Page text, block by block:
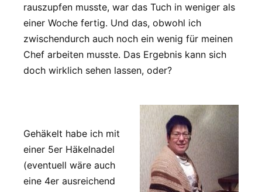
rauszupfen musste, war das Tuch in weniger als
einer Woche fertig. Und das, obwohl ich
zwischendurch auch noch ein wenig für meinen
Chef arbeiten musste. Das Ergebnis kann sich
doch wirklich sehen lassen, oder?
Gehäkelt habe ich mit
einer 5er Häkelnadel
(eventuell wäre auch
eine 4er ausreichend